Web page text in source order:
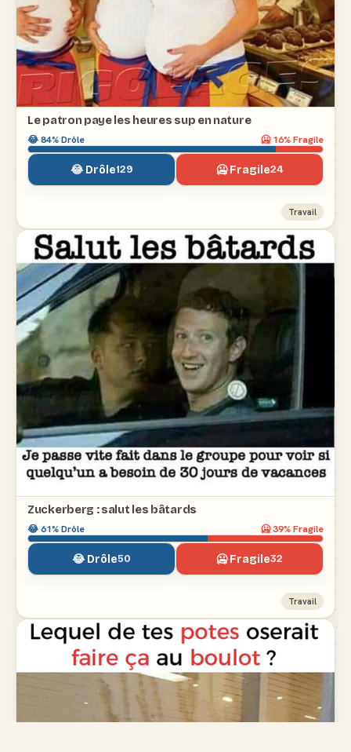
Le patron paye les heures sup en nature
😂84% Drôle 🥶16% Fragile
😂 Drôle129 🥶 Fragile24
Travail
Zuckerberg : salut les bâtards
😂61% Drôle 🥶39% Fragile
😂 Drôle50 🥶 Fragile32
Travail